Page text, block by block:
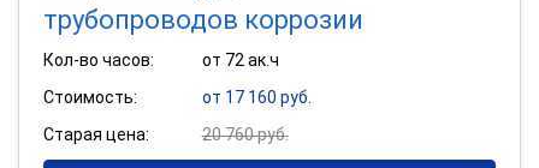
трубопроводов коррозии
Кол-во часов:
от 72 ак.ч
Стоимость:
от 17 160 руб.
Старая цена:
20 760 руб.